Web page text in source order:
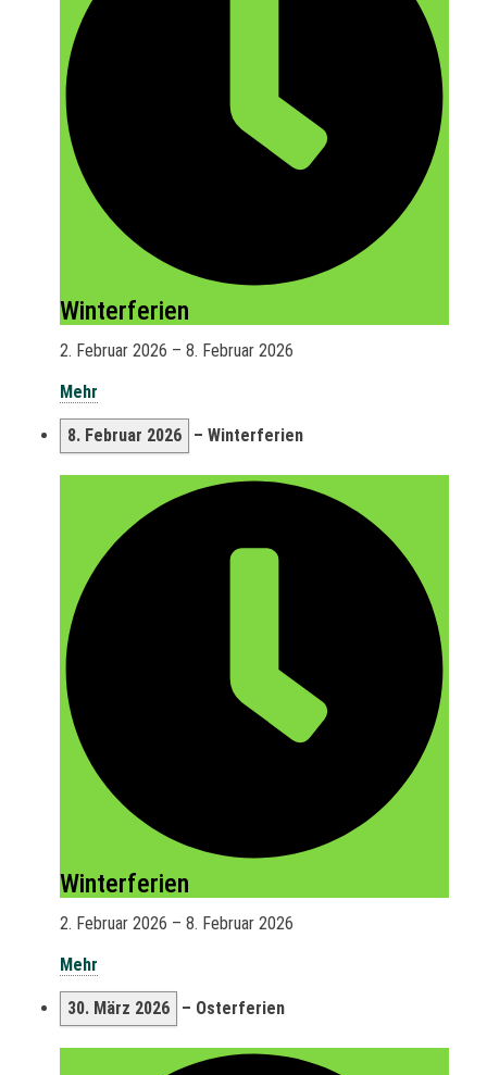
Winterferien
2. Februar 2026 – 8. Februar 2026
Mehr
8. Februar 2026 – Winterferien
Winterferien
2. Februar 2026 – 8. Februar 2026
Mehr
30. März 2026 – Osterferien